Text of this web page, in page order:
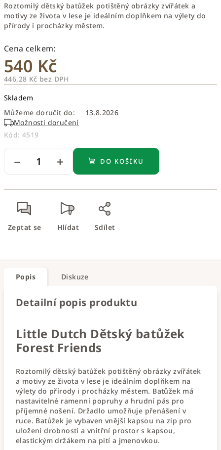
Roztomilý dětský batůžek potištěný obrázky zvířátek a
motivy ze života v lese je ideálním doplňkem na výlety do
přírody i procházky městem.
540 Kč
446,28 Kč bez DPH
cena:
Skladem
Můžeme doručit do:
13.8.2026
Možnosti doručení
Kód: 4519
+
− DO KOŠÍKU
Zeptat se Hlídat Sdílet
Popis Diskuze
Detailní popis produktu
Little Dutch Dětský batůžek
Forest Friends
Roztomilý dětský batůžek potištěný obrázky zvířátek
a motivy ze života v lese je ideálním doplňkem na
výlety do přírody i procházky městem. Batůžek má
nastavitelné ramenní popruhy a hrudní pás pro
příjemné nošení. Držadlo umožňuje přenášení v
ruce. Batůžek je vybaven vnější kapsou na zip pro
uložení drobností a vnitřní prostor s kapsou,
elastickým držákem na pití a jmenovkou.